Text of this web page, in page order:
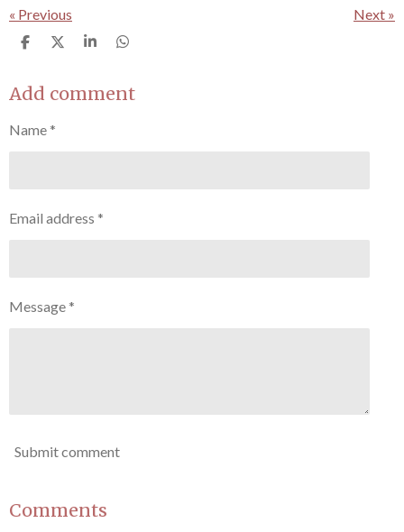
« Previous Next »
S
r
e
S
r
e
S
r
e
S
r
e
Add comment
Name *
Email address *
Message *
Submit comment
Comments